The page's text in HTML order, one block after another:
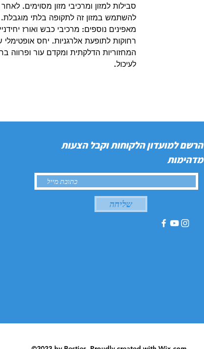
סבילות למזון ומרכיבי מזון מסוימים.
להשתמש במזון זה לתקופה בלתי מוגבלת.
מאפינים נוספים: מרכיבי כבש ואורז
המחזוריות הדלקתית ומקדם עור ופרווה
לעיכול.
הרשם למועדון הלקוחות וקבל הצעות
מדהימות
שליחה